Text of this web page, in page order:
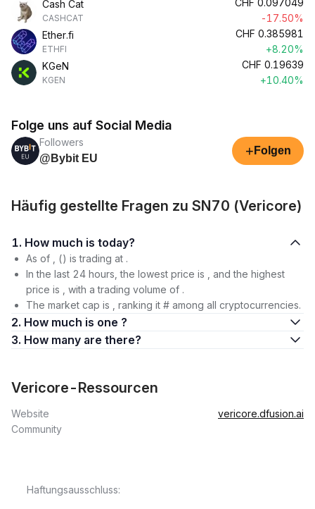
Cash Cat
CASHCAT
CHF 0.097049
-17.50%
Ether.fi
ETHFI
CHF 0.385981
+8.20%
KGeN
KGEN
CHF 0.19639
+10.40%
Folge uns auf Social Media
Followers
@Bybit EU
+ Folgen
Häufig gestellte Fragen zu SN70 (Vericore)
1. How much is today?
As of , () is trading at .
In the last 24 hours, the lowest price is , and the highest
price is , with a trading volume of .
The market cap is , ranking it # among all cryptocurrencies.
2. How much is one ?
3. How many are there?
Vericore-Ressourcen
Website
vericore.dfusion.ai
Community
Haftungsausschluss: